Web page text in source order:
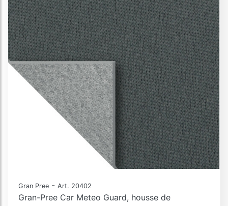
Gran Pree - Art. 20402
Gran-Pree Car Meteo Guard, housse de